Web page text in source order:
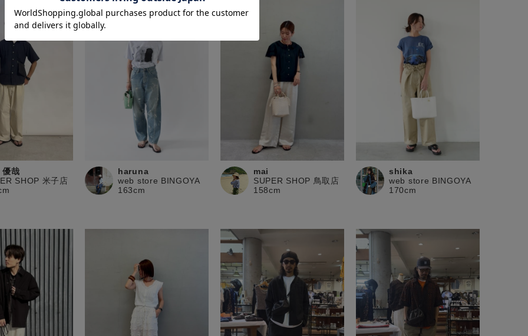
優哉
SHOP 米子店
haruna
web store BINGOYA
163cm
mai
SUPER SHOP 鳥取店
158cm
shika
web store BINGOYA
170cm